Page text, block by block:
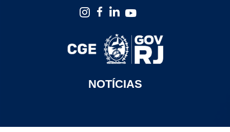
NOTÍCIAS